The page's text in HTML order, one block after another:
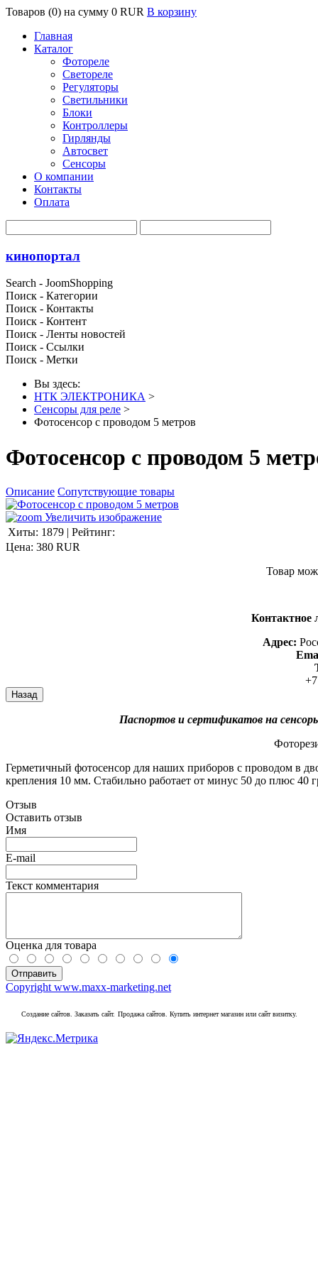
Товаров (0) на сумму 0 RUR В корзину
Главная
Каталог
Фотореле
Светореле
Регуляторы
Светильники
Блоки
Контроллеры
Гирлянды
Автосвет
Сенсоры
О компании
Контакты
Оплата
кинопортал
Search - JoomShopping
Поиск - Категории
Поиск - Контакты
Поиск - Контент
Поиск - Ленты новостей
Поиск - Ссылки
Поиск - Метки
Вы здесь:
НТК ЭЛЕКТРОНИКА >
Сенсоры для реле >
Фотосенсор с проводом 5 метров
Фотосенсор с проводом 5
Описание Сопутствующие товары
Увеличить изображение
Хиты: 1879 | Рейтинг:
Цена: 380 RUR
Товар
Контактное
Адрес:
Паспортов и сертификатов на
Герметичный фотосенсор для наших приборов с проводом в
крепления 10 мм. Стабильно работает от минус 50 до плюс 40
Отзыв
Оставить отзыв
Имя
E-mail
Текст комментария
Оценка для товара
Copyright www.maxx-marketing.net
Создание сайтов. Заказать сайт. Продажа сайтов. Купить интернет магазин или сайт визитку.